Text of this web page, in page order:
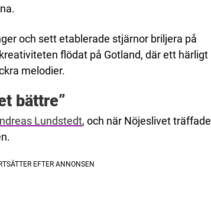
och sett etablerade stjärnor briljera på
flödat på Gotland, där ett härligt
melodier.
bättre”
Lundstedt, och när Nöjeslivet träffade